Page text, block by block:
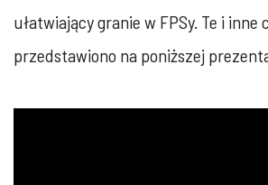
ułatwiający granie w FPSy. Te i
przedstawiono na poniższej